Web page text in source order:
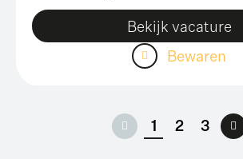
Bekijk vacature
Bewaren
Vorige
1 2 3